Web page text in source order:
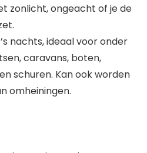
zonlicht, ongeacht of je de
nachts, ideaal voor onder
caravans, boten,
schuren. Kan ook worden
omheiningen.